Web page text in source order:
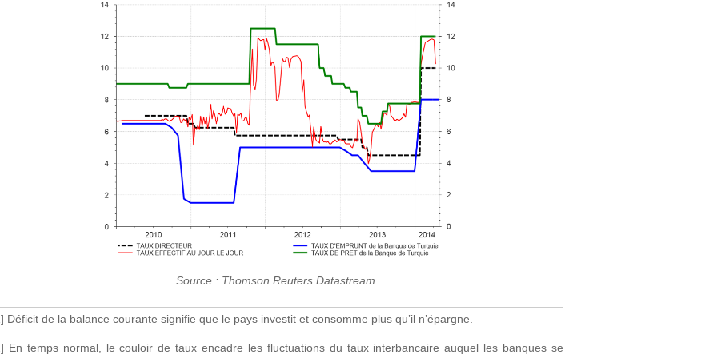
Source : Thomson Reuters Datastream.
Déficit de la balance courante signifie que le pays investit et consomme plus qu’il n’épargne.
En temps normal, le couloir de taux encadre les fluctuations du taux interbancaire auquel les banques se